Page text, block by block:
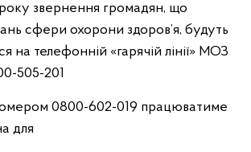
звернення громадян, що
сфери охорони здоров’я, будуть
на телефонній «гарячій лінії» МОЗ
505-201
0800-602-019 працюватиме
для